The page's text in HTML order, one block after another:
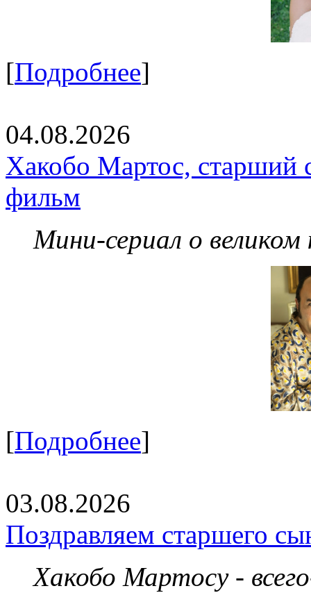
[Подробнее]
04.08.2026
Хакобо Мартос, старший
фильм
Мини-сериал о великом
[Подробнее]
03.08.2026
Поздравляем старшего
Хакобо Мартосу -